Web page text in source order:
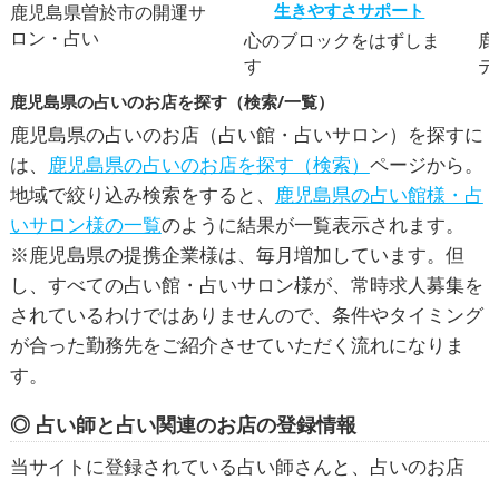
鹿児島県曽於市の開運サ
ロン・占い
生きやすさサポート
心のブロックをはずしま
す
鹿児島県の占いのお店を探す（検索/一覧）
鹿児島県の占いのお店（占い館・占いサロン）を探すに
は、 鹿児島県の占いのお店を探す（検索） ページから。
地域で絞り込み検索をすると、 鹿児島県の占い館様・占
いサロン様の一覧のように結果が一覧表示されます。
※鹿児島県の提携企業様は、毎月増加しています。但
し、すべての占い館・占いサロン様が、常時求人募集を
されているわけではありませんので、条件やタイミング
が合った勤務先をご紹介させていただく流れになりま
す。
◎ 占い師と占い関連のお店の登録情報
当サイトに登録されている占い師さんと、占いのお店